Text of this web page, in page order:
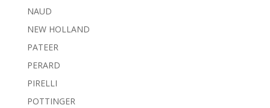
NAUD
NEW HOLLAND
PATEER
PERARD
PIRELLI
POTTINGER